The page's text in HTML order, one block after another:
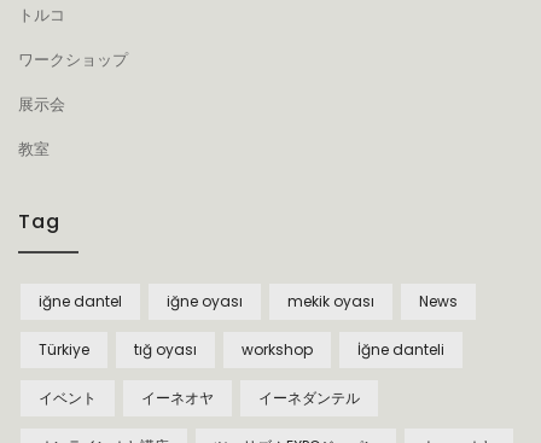
トルコ
ワークショップ
展示会
教室
Tag
iğne dantel iğne oyası mekik oyası News
Türkiye tığ oyası workshop İğne danteli
イベント イーネオヤ イーネダンテル